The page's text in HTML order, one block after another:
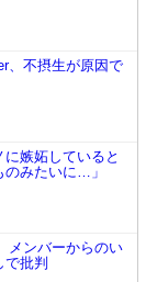
、不摂生が原因で
嫉妬していると
のみたいに…」
メンバーからのい
で批判